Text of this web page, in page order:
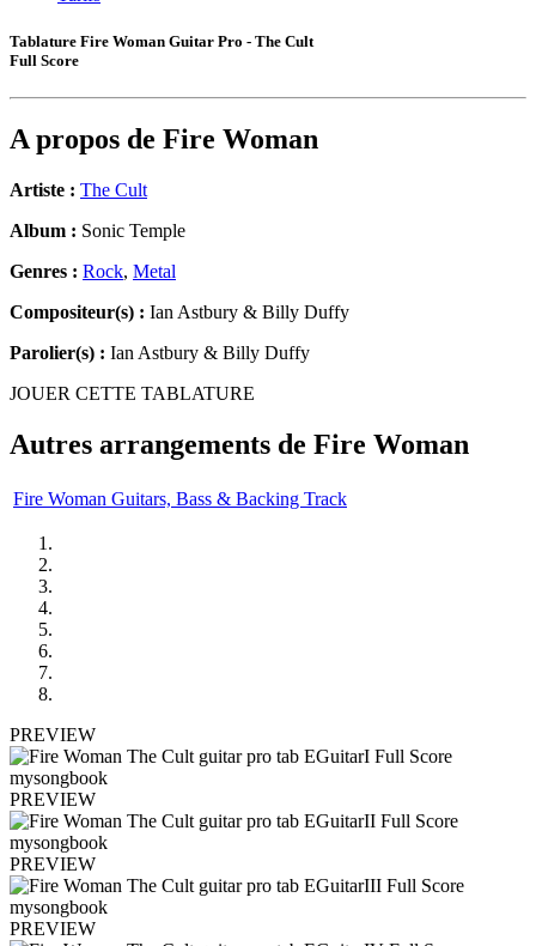
Tablature Fire Woman Guitar Pro - The Cult
Full Score
A propos de Fire Woman
Artiste : The Cult
Album : Sonic Temple
Genres : Rock, Metal
Compositeur(s) : Ian Astbury & Billy Duffy
Parolier(s) : Ian Astbury & Billy Duffy
JOUER CETTE TABLATURE
Autres arrangements de Fire Woman
Fire Woman Guitars, Bass & Backing Track
PREVIEW
PREVIEW
PREVIEW
PREVIEW